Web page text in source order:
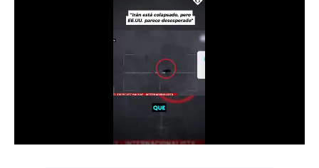
Videos